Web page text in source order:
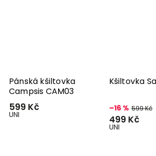
Pánská kšiltovka
Campsis CAM03
599 Kč
UNI
Kšiltovka
–16 % 599 Kč
499 Kč
UNI